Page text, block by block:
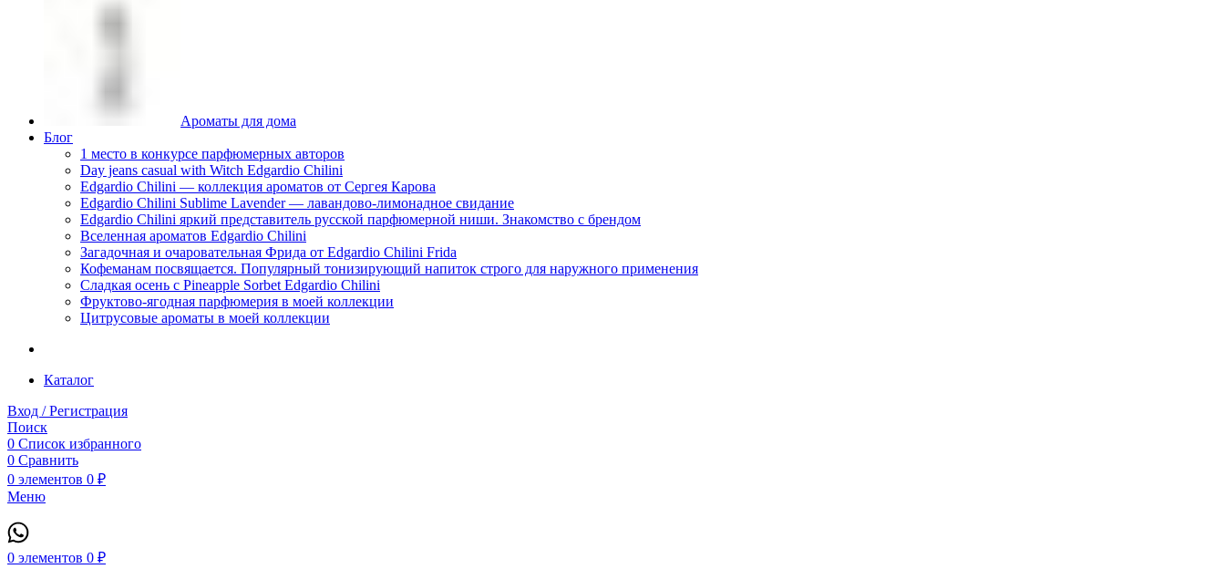
Ароматы для дома
Блог
1 место в конкурсе парфюмерных авторов
Day jeans casual with Witch Edgardio Chilini
Edgardio Chilini — коллекция ароматов от Сергея Карова
Edgardio Chilini Sublime Lavender — лавандово-лимонадное свидание
Edgardio Chilini яркий представитель русской парфюмерной ниши. Знакомство с брендом
Вселенная ароматов Edgardio Chilini
Загадочная и очаровательная Фрида от Edgardio Chilini Frida
Кофеманам посвящается. Популярный тонизирующий напиток строго для наружного применения
Сладкая осень с Pineapple Sorbet Edgardio Chilini
Фруктово-ягодная парфюмерия в моей коллекции
​Цитрусовые ароматы в моей коллекции
Каталог
Вход / Регистрация
Поиск
0 Список избранного
0 Сравнить
0 элементов 0 ₽
Меню
0 элементов 0 ₽